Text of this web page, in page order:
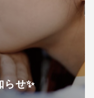
せ✨